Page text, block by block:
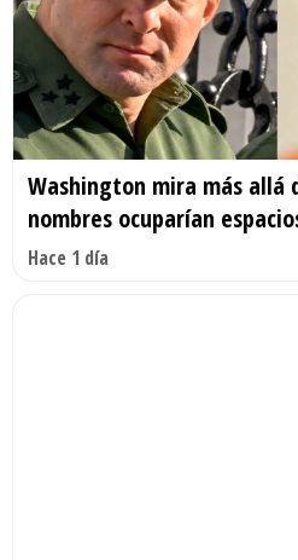
Washington mira más allá
nombres ocuparían
Hace 1 día